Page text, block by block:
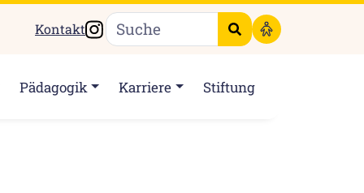
Kontakt Instagram
Suche starten
Pädagogik Karriere Stiftung